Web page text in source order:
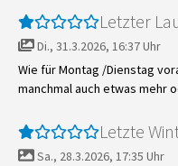
Letzter
Di., 31.3.2026, 16:37 Uhr
Wie für Montag /Dienstag
manchmal auch etwas mehr
Letzte
Sa., 28.3.2026, 17:35 Uhr